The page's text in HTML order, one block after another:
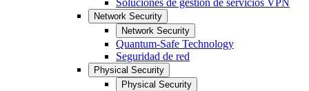
Soluciones de gestión de servicios VPN
Network Security
Network Security
Quantum-Safe Technology
Seguridad de red
Physical Security
Physical Security